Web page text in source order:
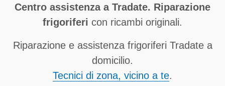
Centro assistenza a Tradate. Riparazione
frigoriferi con ricambi originali.
Riparazione e assistenza frigoriferi Tradate a
domicilio.
Tecnici di zona, vicino a te.